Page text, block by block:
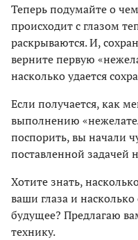
Теперь подумайте о
происходит с глазом
раскрываются. И,
верните первую
насколько удается
Если получается, как
выполнению
поспорить, вы начали
поставленной задачей
Хотите знать,
ваши глаза и
будущее? Предлагаю
технику.